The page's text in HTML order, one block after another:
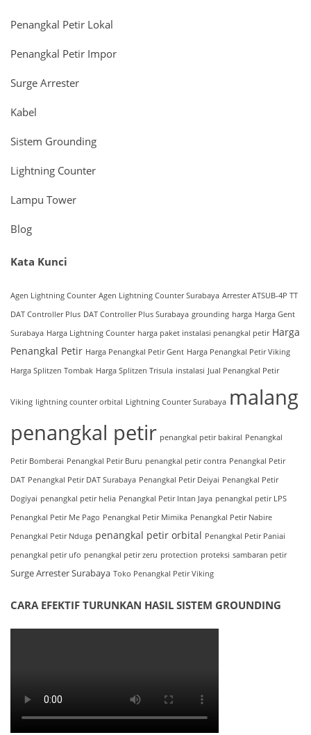
Penangkal Petir Lokal
Penangkal Petir Impor
Surge Arrester
Kabel
Sistem Grounding
Lightning Counter
Lampu Tower
Blog
Kata Kunci
Agen Lightning Counter Agen Lightning Counter Surabaya Arrester ATSUB-4P TT
DAT Controller Plus DAT Controller Plus Surabaya grounding harga Harga Gent
Surabaya Harga Lightning Counter harga paket instalasi penangkal petir Harga
Penangkal Petir Harga Penangkal Petir Gent Harga Penangkal Petir Viking
Harga Splitzen Tombak Harga Splitzen Trisula instalasi Jual Penangkal Petir
Viking lightning counter orbital Lightning Counter Surabaya malang
penangkal petir penangkal petir bakiral Penangkal
Petir Bomberai Penangkal Petir Buru penangkal petir contra Penangkal Petir
DAT Penangkal Petir DAT Surabaya Penangkal Petir Deiyai Penangkal Petir
Dogiyai penangkal petir helia Penangkal Petir Intan Jaya penangkal petir LPS
Penangkal Petir Me Pago Penangkal Petir Mimika Penangkal Petir Nabire
Penangkal Petir Nduga penangkal petir orbital Penangkal Petir Paniai
penangkal petir ufo penangkal petir zeru protection proteksi sambaran petir
Surge Arrester Surabaya Toko Penangkal Petir Viking
CARA EFEKTIF TURUNKAN HASIL SISTEM GROUNDING